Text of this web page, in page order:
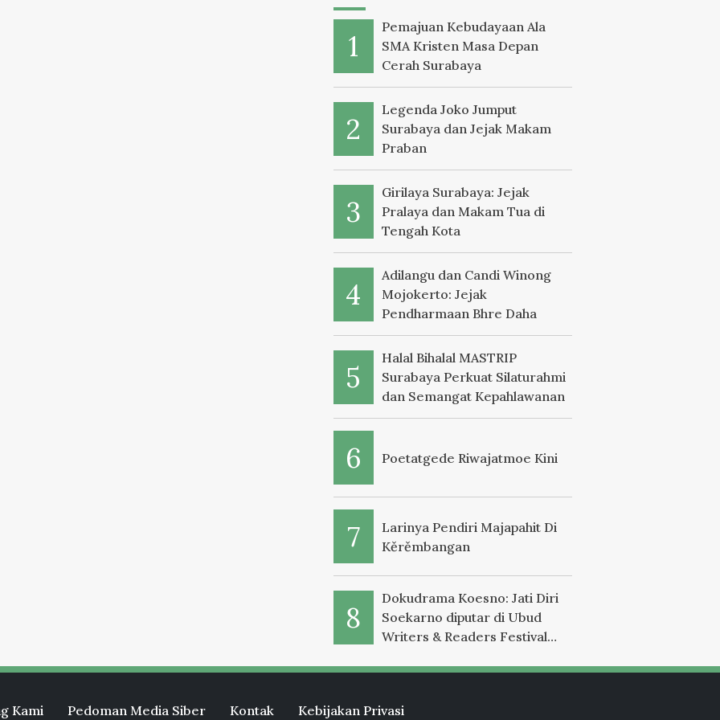
Pemajuan Kebudayaan Ala
SMA Kristen Masa Depan
Cerah Surabaya
Legenda Joko Jumput
Surabaya dan Jejak Makam
Praban
Girilaya Surabaya: Jejak
Pralaya dan Makam Tua di
Tengah Kota
Adilangu dan Candi Winong
Mojokerto: Jejak
Pendharmaan Bhre Daha
Halal Bihalal MASTRIP
Surabaya Perkuat Silaturahmi
dan Semangat Kepahlawanan
Poetatgede Riwajatmoe Kini
Larinya Pendiri Majapahit Di
Kěrěmbangan
Dokudrama Koesno: Jati Diri
Soekarno diputar di Ubud
Writers & Readers Festival
Kami Pedoman Media Siber Kontak Kebijakan Privasi